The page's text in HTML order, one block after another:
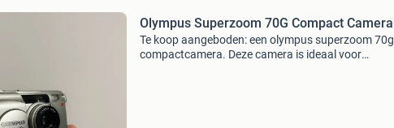
Olympus Superzoom 70G Compact Camera
Te koop aangeboden: een olympus superzoom 70g
compactcamera. Deze camera is ideaal voor